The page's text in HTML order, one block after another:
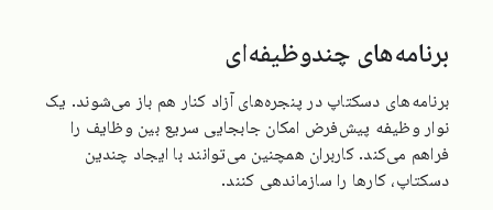
برنامه‌های چندوظیفه‌ای
برنامه‌های دسکتاپ در پنجره‌های آزاد کنار هم باز می‌شوند. یک
نوار وظیفه پیش‌فرض امکان جابجایی سریع بین وظایف را
فراهم می‌کند. کاربران همچنین می‌توانند با ایجاد چندین
دسکتاپ، کارها را سازماندهی کنند.